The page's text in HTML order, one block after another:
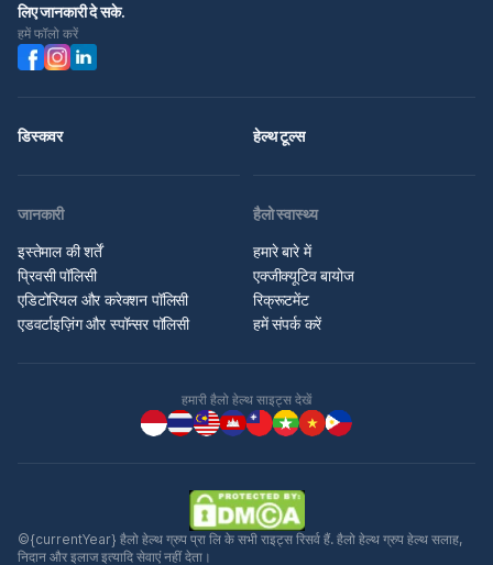
लिए जानकारी दे सके.
हमें फॉलो करें
डिस्कवर हेल्थ टूल्स
जानकारी
इस्तेमाल की शर्तें
प्रिवसी पॉलिसी
एडिटोरियल और करेक्शन पॉलिसी
एडवर्टाइज़िंग और स्पॉन्सर पॉलिसी
हैलो स्वास्थ्य
हमारे बारे में
एक्जीक्यूटिव बायोज
रिक्रूटमेंट
हमें संपर्क करें
हमारी हैलो हेल्थ साइट्स देखें
©{currentYear} हैलो हेल्थ ग्रुप प्रा लि के सभी राइट्स रिसर्व हैं. हैलो हेल्थ ग्रुप हेल्थ सलाह,
निदान और इलाज इत्यादि सेवाएं नहीं देता।